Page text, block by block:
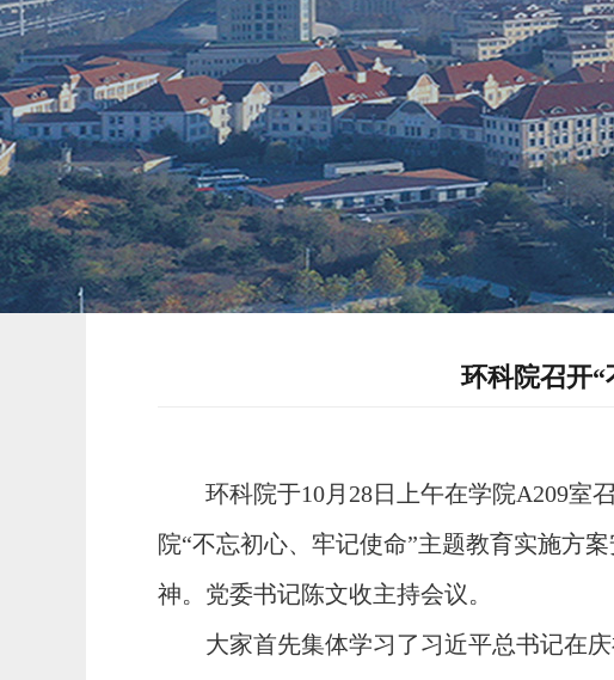
环科院召开
环科院于10月 28日上午在学院A209室
院“不忘初心、牢记使命”主题教育实施方
神。党委书记陈文收主持会议。
大家首先集体学习了习近平总书记在